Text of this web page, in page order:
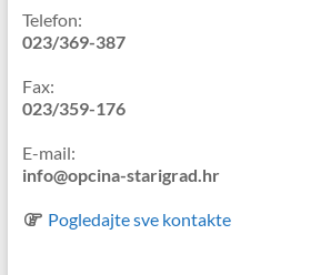
Telefon:
023/369-387
Fax:
023/359-176
E-mail:
info@opcina-starigrad.hr
Pogledajte sve kontakte